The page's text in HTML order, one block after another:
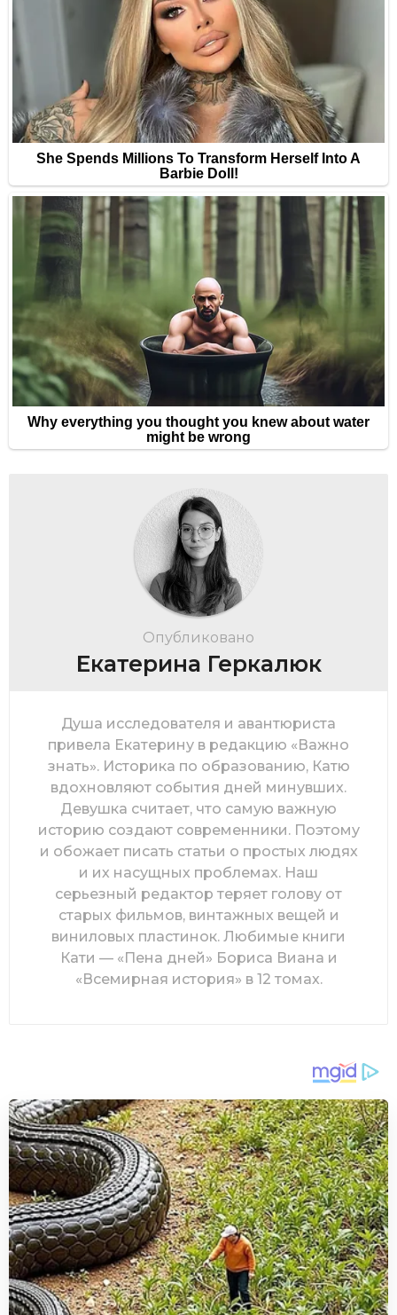
Опубликовано
Екатерина Геркалюк
Душа исследователя и авантюриста
привела Екатерину в редакцию «Важно
знать». Историка по образованию, Катю
вдохновляют события дней минувших.
Девушка считает, что самую важную
историю создают современники. Поэтому
и обожает писать статьи о простых людях
и их насущных проблемах. Наш
серьезный редактор теряет голову от
старых фильмов, винтажных вещей и
виниловых пластинок. Любимые книги
Кати — «Пена дней» Бориса Виана и
«Всемирная история» в 12 томах.